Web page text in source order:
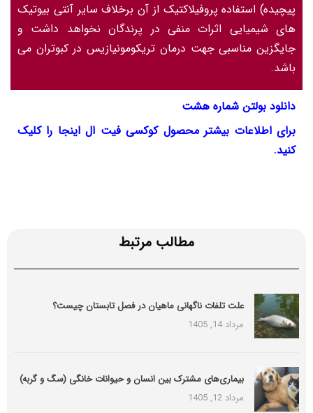
پیچیده) استفاده پروفیلاکتیک از آن برخلاف سایر آنتی بیوتیک
های شیمیایی اثرات منفی در پرندگان نخواهد داشت و
جایگزین مناسبی جهت درمان تریکومونیازیس در کبوتران می
باشد.
دانلود بولتن شماره هشت
برای اطلاعات بیشتر محصول کوکسی فیت ال اینجا را کلیک
کنید.
مطالب مرتبط
علت تلفات ناگهانی ماهیان در فصل تابستان چیست؟
مرداد 14, 1405
بیماری‌های مشترک بین انسان و حیوانات خانگی (سگ و گربه)
مرداد 12, 1405